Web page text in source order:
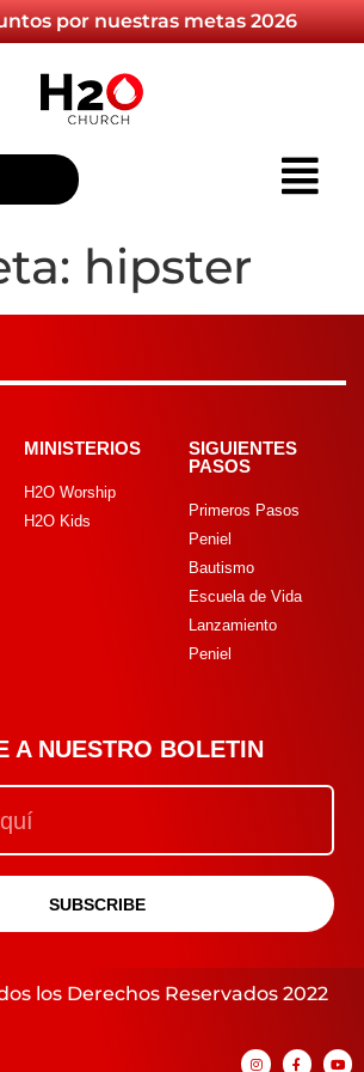
por nuestras metas 2026
hipster
MINISTERIOS
H2O Worship
H2O Kids
SIGUIENTES
PASOS
Primeros Pasos
Peniel
Bautismo
Escuela de Vida
Lanzamiento
Peniel
A NUESTRO BOLETIN
SUBSCRIBE
los Derechos Reservados 2022